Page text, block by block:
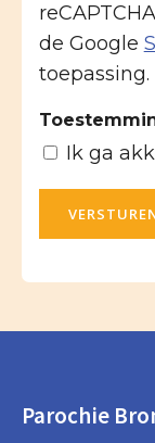
de Google
toepassing.
Ik ga
Parochie